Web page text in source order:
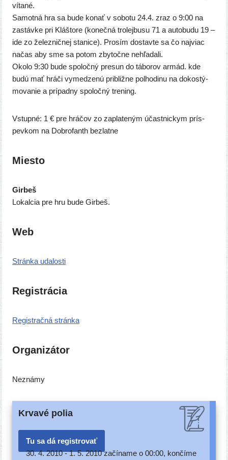
víta­né.
Samotná hra sa bude konať v sobo­tu 24.4. zraz o 9:00 na
zastáv­ke pri Kláštore (koneč­ná tro­lej­bu­su 71 a auto­bu­du 19 –
ide zo želez­nič­nej sta­ni­ce). Prosím dostav­te sa čo naj­viac
načas aby sme sa potom zby­toč­ne nehľa­da­li.
Okolo 9:30 bude spo­loč­ný pre­sun do tábo­rov armád. kde
budú mať hrá­či vyme­dze­nú pri­bliž­ne pol­ho­di­nu na dokos­tý­
mo­va­nie a prí­pad­ny spo­loč­ný trening.
Vstupné: 1 € pre hrá­čov zo zapla­te­ným účast­nic­kym prís­
pev­kom na Dobrofanth bezlatne
Miesto
Girbeš
Lokalcia pre hru bude Girbeš.
Web
Stránka uda­los­ti
Registrácia
Registračná strán­ka
Organizátor
Neznámy
Krvavé polia
Tu sa dá registrovať
30. 4. 2010 -1. 5. 2010 začí­na­me o 00:00, kon­čí­me